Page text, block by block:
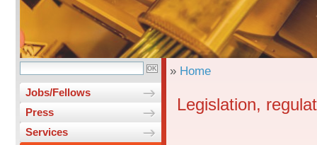
Jobs/Fellows
Press
Services
» Home
Legislation,